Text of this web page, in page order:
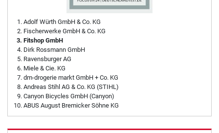
Adolf Würth GmbH & Co. KG
Fischerwerke GmbH & Co. KG
Fitshop GmbH
Dirk Rossmann GmbH
Ravensburger AG
Miele & Cie. KG
dm-drogerie markt GmbH + Co. KG
Andreas Stihl AG & Co. KG (STIHL)
Canyon Bicycles GmbH (Canyon)
ABUS August Bremicker Söhne KG